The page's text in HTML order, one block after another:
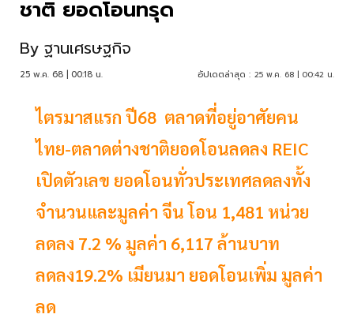
ชาติ ยอดโอนทรุด
By ฐานเศรษฐกิจ
25 พ.ค. 68 | 00:18 น. อัปเดตล่าสุด : 25 พ.ค. 68 | 00:42 น.
ไตรมาสแรก ปี68 ตลาดที่อยู่อาศัยคน
ไทย-ตลาดต่างชาติยอดโอนลดลง REIC
เปิดตัวเลข ยอดโอนทั่วประเทศลดลงทั้ง
จำนวนและมูลค่า จีน โอน 1,481 หน่วย
ลดลง 7.2 % มูลค่า 6,117 ล้านบาท
ลดลง19.2% เมียนมา ยอดโอนเพิ่ม มูลค่า
ลด